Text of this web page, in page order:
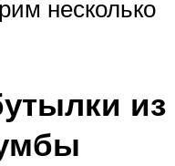
несколько
из